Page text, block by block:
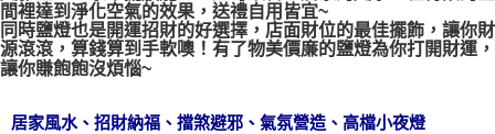
間裡達到淨化空氣的效果，送禮自用皆宜~
同時鹽燈也是開運招財的好選擇，店面財位的最佳擺飾，讓你財
源滾滾，算錢算到手軟噢！有了物美價廉的鹽燈為你打開財運，
讓你賺飽飽沒煩惱~
居家風水、招財納福、擋煞避邪、氣氛營造、高檔小夜燈